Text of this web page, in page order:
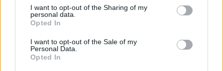
I want to opt-out of the Sharing of my
personal data.
Opted In
I want to opt-out of the Sale of my
Personal Data.
Opted In